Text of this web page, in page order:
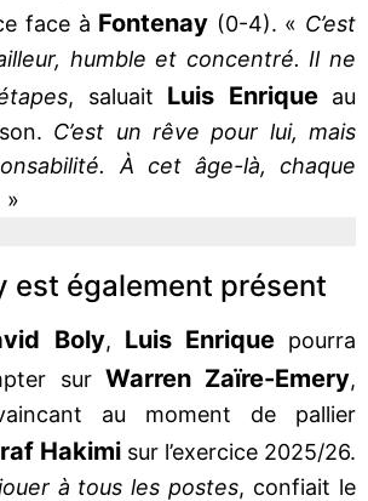
face à Fontenay (0-4). « C’est
humble et concentré. Il ne
, saluait Luis Enriqueau
C’est un rêve pour lui, mais
À cet âge-là, chaque
»
est également présent
Boly, Luis Enriquepourra
sur Warren Zaïre-Emery,
au moment de pallier
Hakimi sur l’exercice 2025/26.
à tous les postes, confiait le